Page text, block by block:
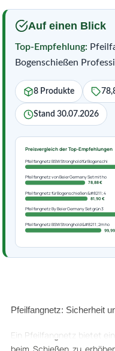
Service
Auf einen Blick
Top-Empfehlung:
Bogenschießen
8 Produkte
Stand 30.07.2026
Preisvergleich der Top-Empfehlungen
Pfeilfangnetz BSW Stronghold für Bogenschi
Pfeilfangnetz von Beier Germany Set mit ho
78,88 €
Pfeilfangnetz für Bogenschießen &#8211; 4
81,90 €
Pfeilfangnetz By Beier Germany Set grün 3
Pfeilfangnetz BSW Stronghold &#8211; 2m ho
Pfeilfangnetz: Sicherheit
Ein Pfeilfangnetz bietet